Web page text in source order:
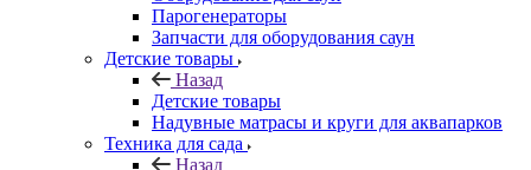
Парогенераторы
Запчасти для оборудования саун
Детские товары
Назад
Детские товары
Надувные матрасы и круги для аквапарков
Техника для сада
Назад